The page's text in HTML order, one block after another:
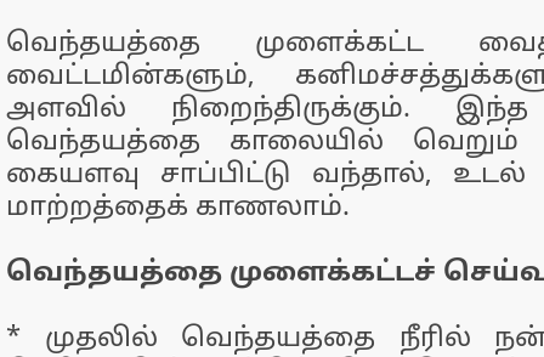
வெந்தயத்தை முளைக்கட்ட
வைட்டமின்களும்,
அளவில் நிறைந்திருக்கும். இந்த
வெந்தயத்தை காலையில் வெறும்
கையளவு சாப்பிட்டு வந்தால்,
மாற்றத்தைக் காணலாம்.
வெந்தயத்தை முளைக்கட்டச்
* முதலில் வெந்தயத்தை நீரில்